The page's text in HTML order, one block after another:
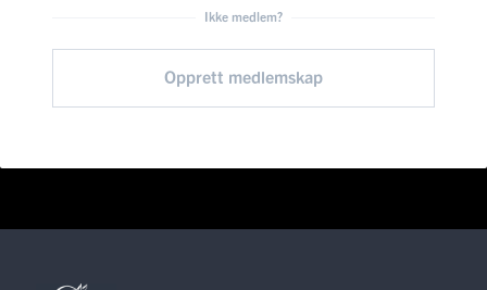
Ikke medlem?
Opprett medlemskap